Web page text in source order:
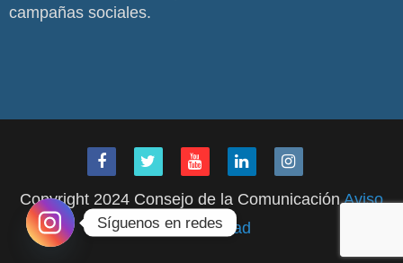
campañas sociales.
Copyright 2024 Consejo de la ComunicaciónAviso
de Privacidad
Síguenos en redes